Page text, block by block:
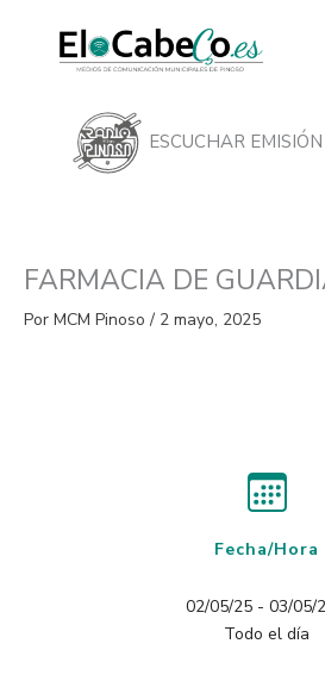
contenido
ESCUCHAR EMISIÓN
FARMACIA DE
Por MCM Pinoso / 2 mayo, 2025
Fecha/Hora
02/05/25 - 03/05/
Todo el día